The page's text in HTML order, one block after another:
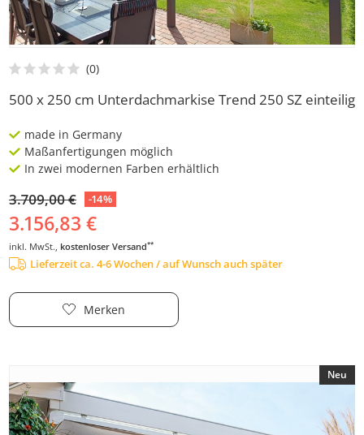
500 x 250 cm Unterdachmarkise Trend 250 SZ einteilig
made in Germany
Maßanfertigungen möglich
In zwei modernen Farben erhältlich
3.709,00 € -14%
3.156,83 €
inkl. MwSt., kostenloser Versand**
Lieferzeit ca. 4-6 Wochen / auf Wunsch auch später
Merken
Neu